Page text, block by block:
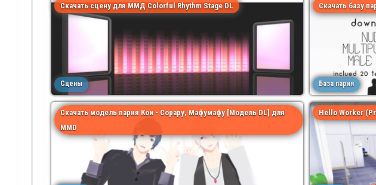
Скачать сцену для ММД Colorful Rhythm Stage DL
Сцены
Скачать базу
База парня
Скачать модель парня Кои - Сорару, Мафумафу [Модель DL] для
MMD
Hello Worker